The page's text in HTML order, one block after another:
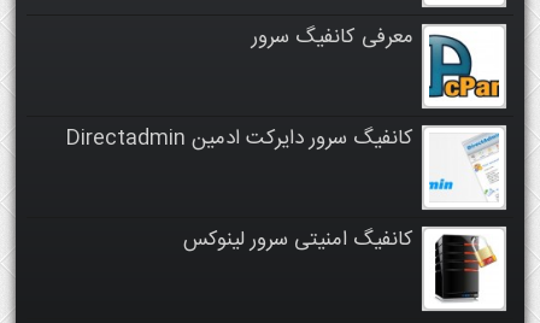
معرفی کانفیگ سرور
کانفیگ سرور دایرکت ادمین Directadmin
کانفیگ امنیتی سرور لینوکس